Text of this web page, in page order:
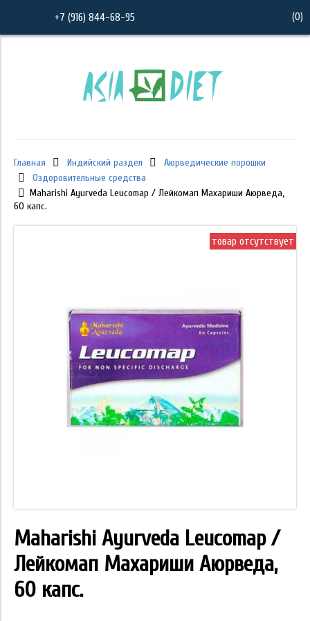
+7 (916) 844-68-95 (0)
Главная Индийский раздел
Аюрведические порошки
Оздоровительные средства
Maharishi Ayurveda Leucomap / Лейкомап Махариши Аюрведа,
60 капс.
товар отсутствует
Maharishi Ayurveda Leucomap /
Лейкомап Махариши Аюрведа,
60 капс.